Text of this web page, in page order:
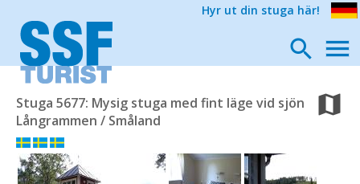
Hyr ut din stuga här!
Stuga 5677: Mysig stuga med fint läge vid sjön
Långrammen / Småland